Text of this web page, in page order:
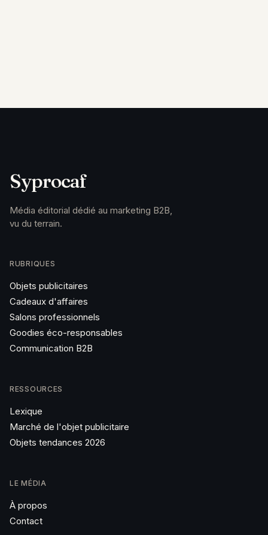
Syprocaf
Média éditorial dédié au marketing B2B,
vu du terrain.
RUBRIQUES
Objets publicitaires
Cadeaux d'affaires
Salons professionnels
Goodies éco-responsables
Communication B2B
RESSOURCES
Lexique
Marché de l'objet publicitaire
Objets tendances 2026
LE MÉDIA
À propos
Contact